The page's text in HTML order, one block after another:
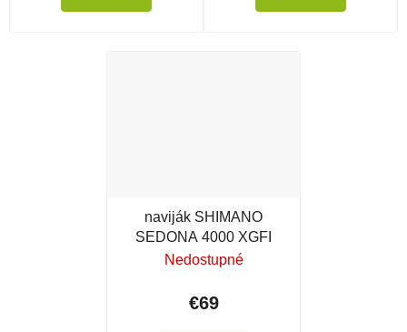
naviják SHIMANO
SEDONA 4000 XGFI
Nedostupné
€69